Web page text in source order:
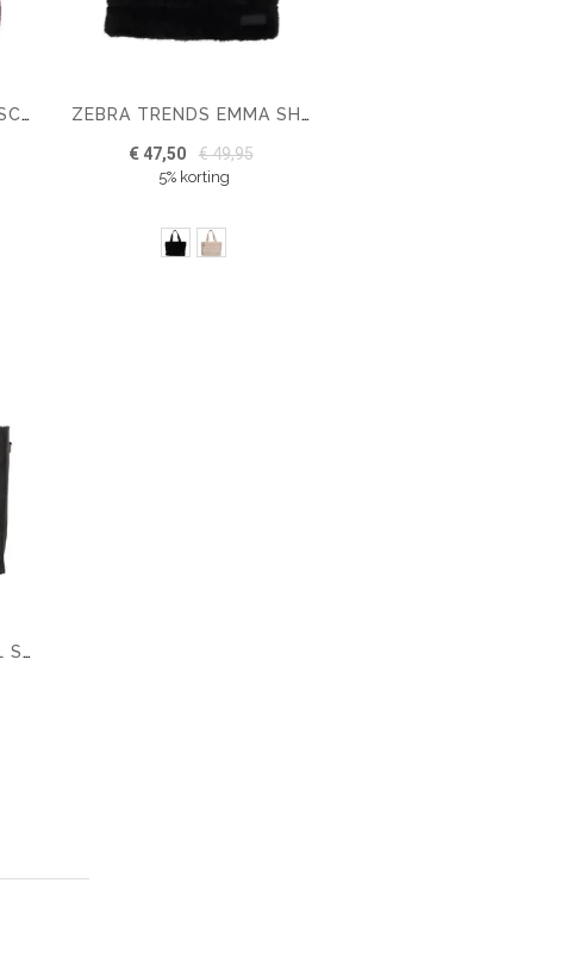
ZEBRA TRENDS EMMA SCHOUDERTAS 15,6 INCH ZEBRA TRENDS EMMA SHOPPER
€ 47,50 € 49,95
5% korting
ZEBRA TRENDS LISA XL SHOPPER